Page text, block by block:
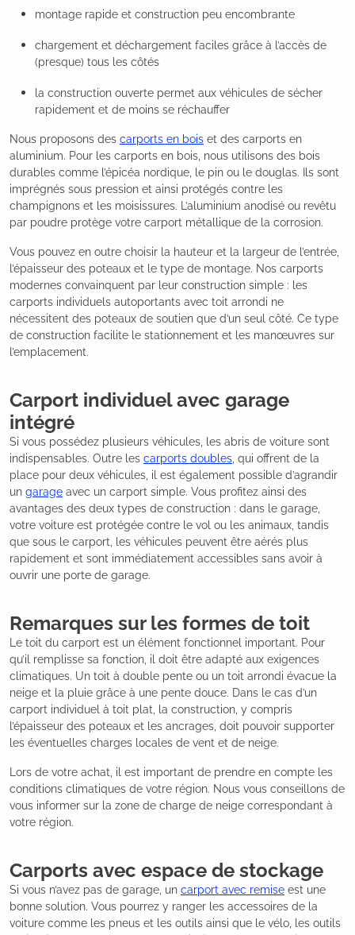
montage rapide et construction peu encombrante
chargement et déchargement faciles grâce à l’accès de
(presque) tous les côtés
la construction ouverte permet aux véhicules de sécher
rapidement et de moins se réchauffer
Nous proposons des carports en bois et des carports en
aluminium. Pour les carports en bois, nous utilisons des bois
durables comme l’épicéa nordique, le pin ou le douglas. Ils sont
imprégnés sous pression et ainsi protégés contre les
champignons et les moisissures. L’aluminium anodisé ou revêtu
par poudre protège votre carport métallique de la corrosion.
Vous pouvez en outre choisir la hauteur et la largeur de l’entrée,
l’épaisseur des poteaux et le type de montage. Nos carports
modernes convainquent par leur construction simple : les
carports individuels autoportants avec toit arrondi ne
nécessitent des poteaux de soutien que d’un seul côté. Ce type
de construction facilite le stationnement et les manœuvres sur
l’emplacement.
Carport individuel avec garage
intégré
Si vous possédez plusieurs véhicules, les abris de voiture sont
indispensables. Outre les carports doubles, qui offrent de la
place pour deux véhicules, il est également possible d’agrandir
un garage avec un carport simple. Vous profitez ainsi des
avantages des deux types de construction : dans le garage,
votre voiture est protégée contre le vol ou les animaux, tandis
que sous le carport, les véhicules peuvent être aérés plus
rapidement et sont immédiatement accessibles sans avoir à
ouvrir une porte de garage.
Remarques sur les formes de toit
Le toit du carport est un élément fonctionnel important. Pour
qu’il remplisse sa fonction, il doit être adapté aux exigences
climatiques. Un toit à double pente ou un toit arrondi évacue la
neige et la pluie grâce à une pente douce. Dans le cas d’un
carport individuel à toit plat, la construction, y compris
l’épaisseur des poteaux et les ancrages, doit pouvoir supporter
les éventuelles charges locales de vent et de neige.
Lors de votre achat, il est important de prendre en compte les
conditions climatiques de votre région. Nous vous conseillons de
vous informer sur la zone de charge de neige correspondant à
votre région.
Carports avec espace de stockage
Si vous n’avez pas de garage, un carport avec remise est une
bonne solution. Vous pourrez y ranger les accessoires de la
voiture comme les pneus et les outils ainsi que le vélo, les outils